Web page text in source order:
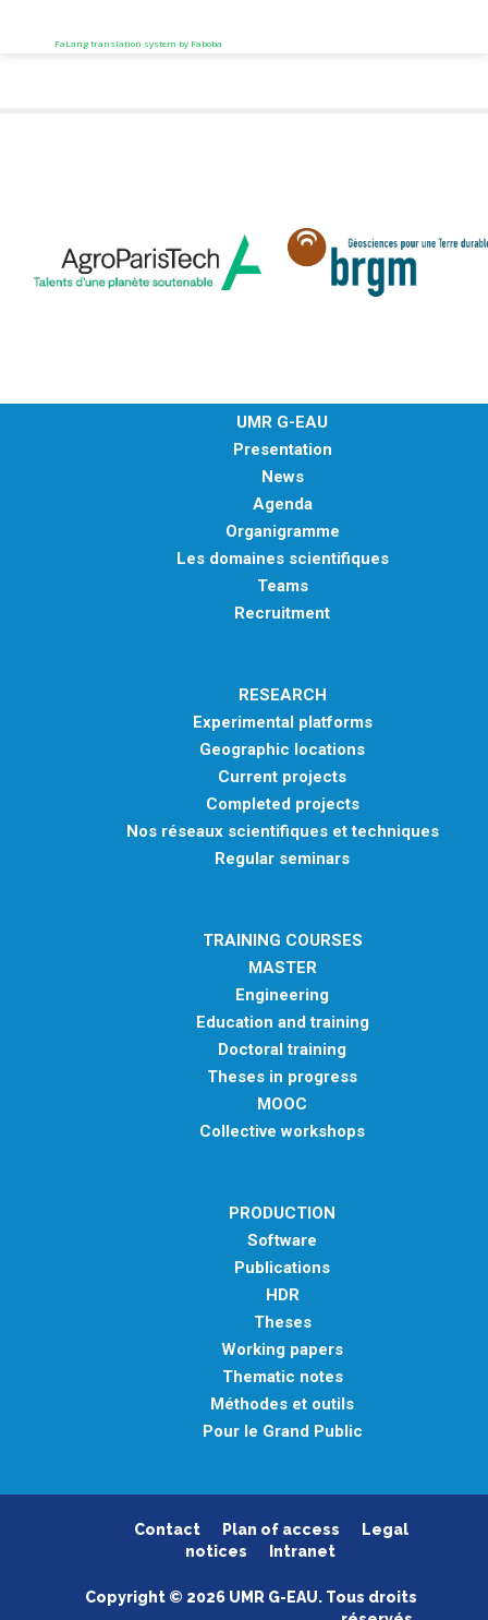
FaLang translation system by Faboba
UMR G-EAU
Presentation
News
Agenda
Organigramme
Les domaines scientifiques
Teams
Recruitment
RESEARCH
Experimental platforms
Geographic locations
Current projects
Completed projects
Nos réseaux scientifiques et techniques
Regular seminars
TRAINING COURSES
MASTER
Engineering
Education and training
Doctoral training
Theses in progress
MOOC
Collective workshops
PRODUCTION
Software
Publications
HDR
Theses
Working papers
Thematic notes
Méthodes et outils
Pour le Grand Public
Contact Plan of access
Legal
notices
Intranet
Copyright © 2026 UMR G-EAU. Tous droits